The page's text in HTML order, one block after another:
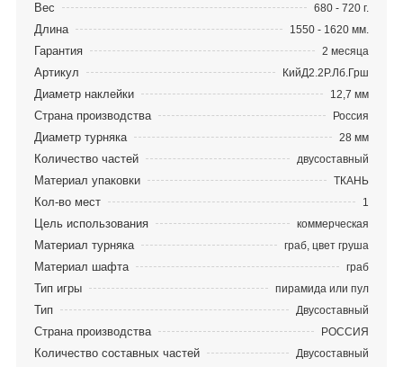
турняк и шафт, эта деталь обеспечивает
идеальную скрутку, а также участвует в процессе
замедления энергии, гася колебания, идущие в
тыльную часть турняка, где уже находится груз.
Использование цельного лепестка без склейки в
построении кия обеспечивает стабильность,
прочность, устойчивость изделия к искривлению.
Вес 680 - 720 г.
Длина 1550 - 1620 мм.
Гарантия 2 месяца
Артикул КийД2.2Р.Лб.Грш
Диаметр наклейки 12,7 мм
Страна производства Россия
Диаметр турняка 28 мм
Количество частей двусоставный
Материал упаковки ТКАНЬ
Кол-во мест 1
Цель использования коммерческая
Материал турняка граб, цвет груша
Материал шафта граб
Тип игры пирамида или пул
Тип Двусоставный
Страна производства РОССИЯ
Количество составных частей Двусоставный